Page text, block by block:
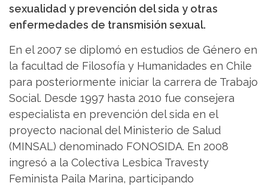
sexualidad y prevención del sida y otras
enfermedades de transmisión sexual.
En el 2007 se diplomó en estudios de Género en
la facultad de Filosofía y Humanidades en Chile
para posteriormente iniciar la carrera de Trabajo
Social. Desde 1997 hasta 2010 fue consejera
especialista en prevención del sida en el
proyecto nacional del Ministerio de Salud
(MINSAL) denominado FONOSIDA. En 2008
ingresó a la Colectiva Lesbica Travesty
Feminista Paila Marina, participando